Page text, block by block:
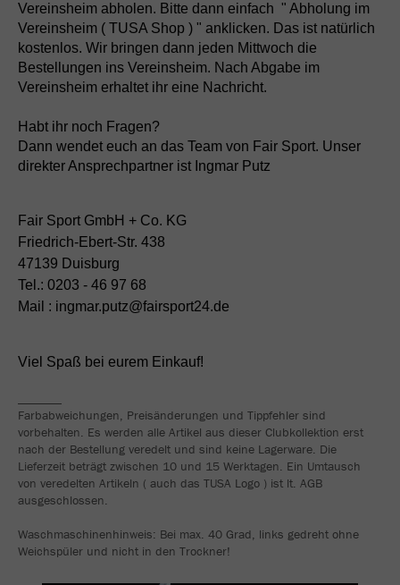
Vereinsheim abholen. Bitte dann einfach " Abholung im
Vereinsheim ( TUSA Shop ) " anklicken. Das ist natürlich
kostenlos. Wir bringen dann jeden Mittwoch die
Bestellungen ins Vereinsheim. Nach Abgabe im
Vereinsheim erhaltet ihr eine Nachricht.
Habt ihr noch Fragen?
Dann wendet euch an das Team von Fair Sport. Unser
direkter Ansprechpartner ist Ingmar Putz
Fair Sport GmbH + Co. KG
Friedrich-Ebert-Str. 438
47139 Duisburg
Tel.: 0203 - 46 97 68
Mail : ingmar.putz@fairsport24.de
Viel Spaß bei eurem Einkauf!
Farbabweichungen, Preisänderungen und Tippfehler sind
vorbehalten. Es werden alle Artikel aus dieser Clubkollektion erst
nach der Bestellung veredelt und sind keine Lagerware. Die
Lieferzeit beträgt zwischen 10 und 15 Werktagen. Ein Umtausch
von veredelten Artikeln ( auch das TUSA Logo ) ist lt. AGB
ausgeschlossen.
Waschmaschinenhinweis: Bei max. 40 Grad, links gedreht ohne
Weichspüler und nicht in den Trockner!